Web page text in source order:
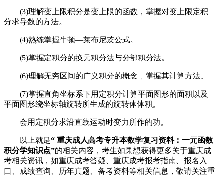
(3)理解变上限积分是变上限的函数，掌握对变上限定积
分求导数的方法。
(4)熟练掌握牛顿—莱布尼茨公式。
(5)掌握定积分的换元积分法与分部积分法。
(6)理解无穷区间的广义积分的概念，掌握其计算方法。
(7)掌握直角坐标系下用定积分计算平面图形的面积以及
平面图形绕坐标轴旋转所生成的旋转体体积。
会用定积分求沿直线运动时变力所作的功。
以上就是“ 重庆成人高考专升本数学复习资料：一元函数
积分学知识点”的相关内容，考生如果想获得更多关于重庆成
考相关资讯，如重庆成考答疑、重庆成考报考指南、报名入
口、成绩查询、历年真题、备考资料等相关信息，敬请关注重